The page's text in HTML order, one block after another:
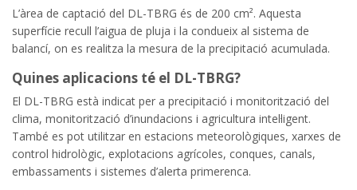
L’àrea de captació del DL-TBRG és de 200 cm². Aquesta
superfície recull l’aigua de pluja i la condueix al sistema de
balancí, on es realitza la mesura de la precipitació acumulada.
Quines aplicacions té el DL-TBRG?
El DL-TBRG està indicat per a precipitació i monitorització del
clima, monitorització d’inundacions i agricultura intel·ligent.
També es pot utilitzar en estacions meteorològiques, xarxes de
control hidrològic, explotacions agrícoles, conques, canals,
embassaments i sistemes d’alerta primerenca.